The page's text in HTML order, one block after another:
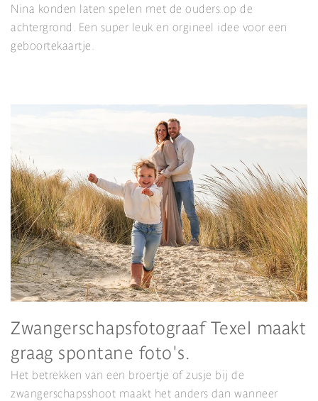
Nina konden laten spelen met de ouders op de
achtergrond. Een super leuk en orgineel idee voor een
geboortekaartje.
Zwangerschapsfotograaf Texel maakt
graag spontane foto's.
Het betrekken van een broertje of zusje bij de
zwangerschapsshoot maakt het anders dan wanneer